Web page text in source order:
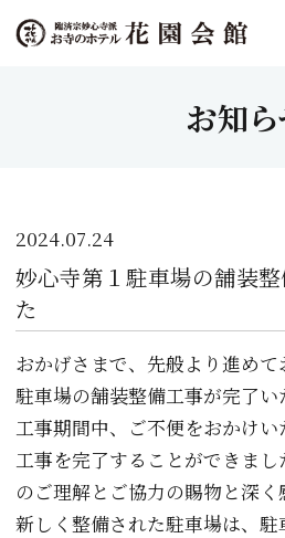
お知
2024.07.24
妙心寺第１駐車場の舗装
た
おかげさまで、先般より進め
駐車場の舗装整備工事が完了い
工事期間中、ご不便をおかけ
工事を完了することができま
のご理解とご協力の賜物と深く
新しく整備された駐車場は、